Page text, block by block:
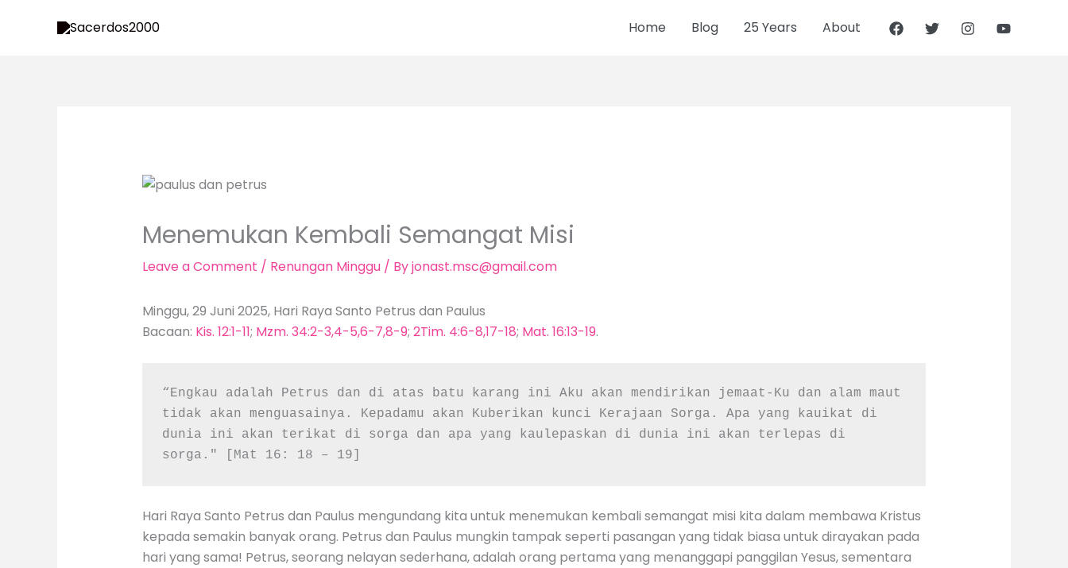
Home Blog 25 Years About
Menemukan Kembali Semangat Misi
Leave a Comment / Renungan Minggu/ Byjonast.msc@gmail.com
Minggu, 29 Juni 2025, Hari Raya Santo Petrus dan Paulus
Bacaan: Kis. 12:1-11; Mzm. 34:2-3,4-5,6-7,8-9; 2Tim. 4:6-8,17-18; Mat. 16:13-19.
“Engkau adalah Petrus dan di atas batu karang ini Aku akan mendirikan jemaat-Ku dan alam maut
tidak akan menguasainya. Kepadamu akan Kuberikan kunci Kerajaan Sorga. Apa yang kauikat di
dunia ini akan terikat di sorga dan apa yang kaulepaskan di dunia ini akan terlepas di
sorga." [Mat 16: 18 – 19]
Hari Raya Santo Petrus dan Paulus mengundang kita untuk menemukan kembali semangat misi kita dalam membawa Kristus
kepada semakin banyak orang. Petrus dan Paulus mungkin tampak seperti pasangan yang tidak biasa untuk dirayakan pada
hari yang sama! Petrus, seorang nelayan sederhana, adalah orang pertama yang menanggapi panggilan Yesus, sementara